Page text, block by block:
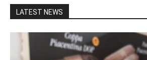
LATEST NEWS